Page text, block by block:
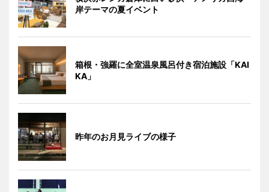
岸テーマの夏イベント
箱根・強羅に全室温泉風呂付き宿泊施設「KAI
KA」
昨年のお月見ライブの様子